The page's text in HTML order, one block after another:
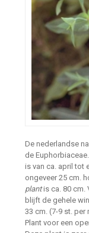
De nederlandse
de
is van ca. april tot
ongeveer 25 cm.
plantis ca. 80 cm.
blijft de gehele
33 cm. (7-9 st. per
Plant voor een